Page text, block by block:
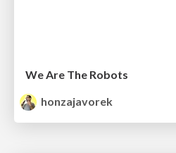
We Are The Robots
honzajavorek